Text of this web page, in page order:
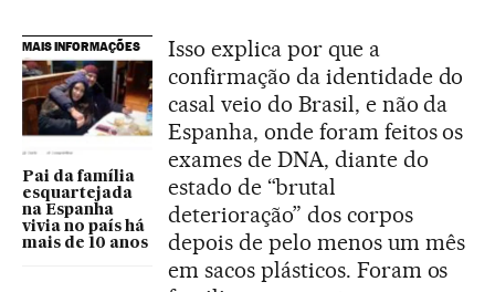
MAIS INFORMAÇÕES
Pai da família
esquartejada
na Espanha
vivia no país há
mais de 10 anos
Isso explica por que a
confirmação da identidade do
casal veio do Brasil, e não da
Espanha, onde foram feitos os
exames de DNA, diante do
estado de “brutal
deterioração” dos corpos
depois de pelo menos um mês
em sacos plásticos. Foram os